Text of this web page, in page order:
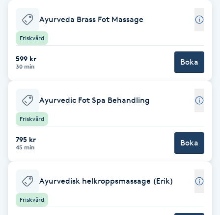
Babylights
Balayage
Barber
Barnklippning
Blowout
Bottenfärg
Ayurveda Brass Fot Massage
Friskvård
599 kr
30 min Boka
Ayurvedic Fot Spa Behandling
Friskvård
795 kr
45 min Boka
Ayurvedisk helkroppsmassage (Erik)
Friskvård